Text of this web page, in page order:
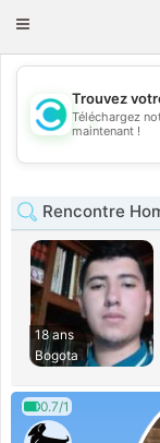
Toggle
💖
Trouvez
Téléchargez
maintenant !
Rencontre
18 ans
Bogota
0.7/1